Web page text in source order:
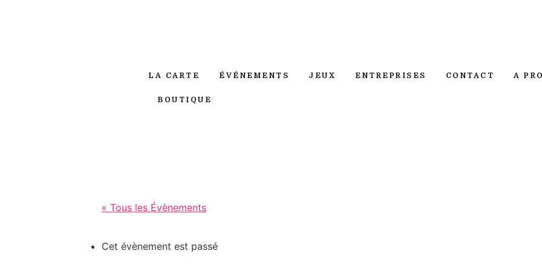
LA CARTE ÉVÉNEMENTS JEUX ENTREPRISES CONTACT A
BOUTIQUE
« Tous les Évènements
Cet évènement est passé